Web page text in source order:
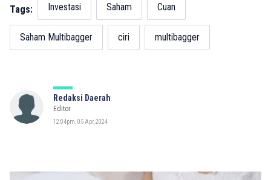
Tags: Investasi Saham Cuan
Saham Multibagger ciri multibagger
Redaksi Daerah
Editor
12:04pm, 05 Apr, 2024